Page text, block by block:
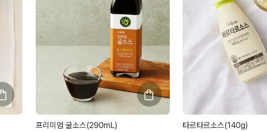
프리미엄 굴소스(290mL) 타르타르소스(140g)